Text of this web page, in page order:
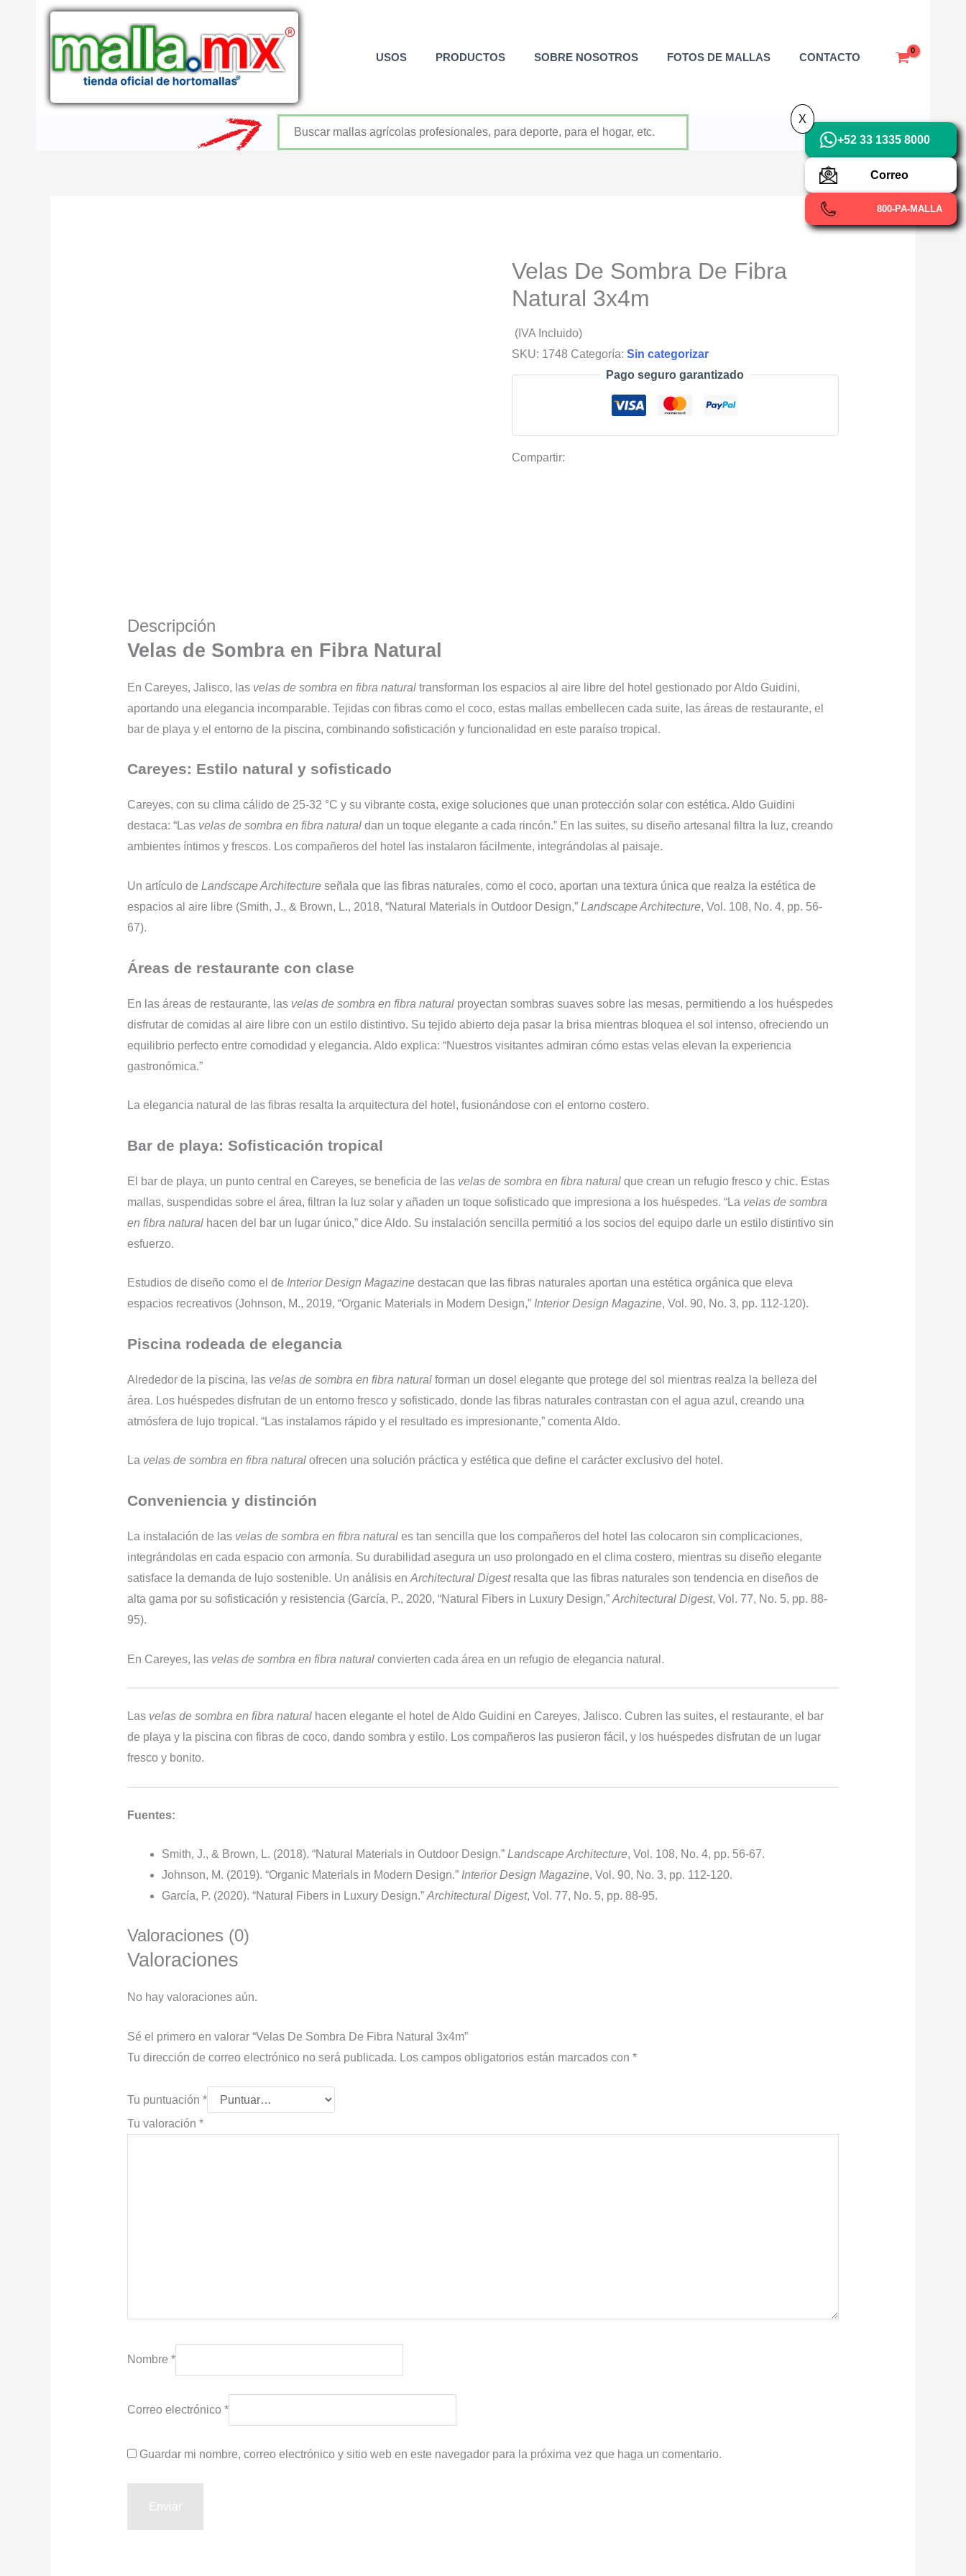
contenido
USOS PRODUCTOS SOBRE NOSOTROS FOTOS DE MALLAS CONTACTO
Velas De Sombra De Fibra
Natural 3x4m
(IVA Incluido)
SKU: 1748 Categoría: Sin categorizar
Pago seguro garantizado
Compartir:
Descripción
Velas de Sombra en Fibra Natural
En Careyes, Jalisco, las velas de sombra en fibra naturaltransforman los espacios al aire libre del hotel gestionado por Aldo Guidini,
aportando una elegancia incomparable. Tejidas con fibras como el coco, estas mallas embellecen cada suite, las áreas de restaurante, el
bar de playa y el entorno de la piscina, combinando sofisticación y funcionalidad en este paraíso tropical.
Careyes: Estilo natural y sofisticado
Careyes, con su clima cálido de 25-32 °C y su vibrante costa, exige soluciones que unan protección solar con estética. Aldo Guidini
destaca: “Las velas de sombra en fibra naturaldan un toque elegante a cada rincón.” En las suites, su diseño artesanal filtra la luz, creando
ambientes íntimos y frescos. Los compañeros del hotel las instalaron fácilmente, integrándolas al paisaje.
Un artículo de Landscape Architectureseñala que las fibras naturales, como el coco, aportan una textura única que realza la estética de
espacios al aire libre (Smith, J., & Brown, L., 2018, “Natural Materials in Outdoor Design,” Landscape Architecture, Vol. 108, No. 4, pp. 56-
67).
Áreas de restaurante con clase
En las áreas de restaurante, las velas de sombra en fibra naturalproyectan sombras suaves sobre las mesas, permitiendo a los huéspedes
disfrutar de comidas al aire libre con un estilo distintivo. Su tejido abierto deja pasar la brisa mientras bloquea el sol intenso, ofreciendo un
equilibrio perfecto entre comodidad y elegancia. Aldo explica: “Nuestros visitantes admiran cómo estas velas elevan la experiencia
gastronómica.”
La elegancia natural de las fibras resalta la arquitectura del hotel, fusionándose con el entorno costero.
Bar de playa: Sofisticación tropical
El bar de playa, un punto central en Careyes, se beneficia de las velas de sombra en fibra naturalque crean un refugio fresco y chic. Estas
mallas, suspendidas sobre el área, filtran la luz solar y añaden un toque sofisticado que impresiona a los huéspedes. “La velas de sombra
en fibra naturalhacen del bar un lugar único,” dice Aldo. Su instalación sencilla permitió a los socios del equipo darle un estilo distintivo sin
esfuerzo.
Estudios de diseño como el de Interior Design Magazinedestacan que las fibras naturales aportan una estética orgánica que eleva
espacios recreativos (Johnson, M., 2019, “Organic Materials in Modern Design,” Interior Design Magazine, Vol. 90, No. 3, pp. 112-120).
Piscina rodeada de elegancia
Alrededor de la piscina, las velas de sombra en fibra naturalforman un dosel elegante que protege del sol mientras realza la belleza del
área. Los huéspedes disfrutan de un entorno fresco y sofisticado, donde las fibras naturales contrastan con el agua azul, creando una
atmósfera de lujo tropical. “Las instalamos rápido y el resultado es impresionante,” comenta Aldo.
La velas de sombra en fibra naturalofrecen una solución práctica y estética que define el carácter exclusivo del hotel.
Conveniencia y distinción
La instalación de las velas de sombra en fibra naturales tan sencilla que los compañeros del hotel las colocaron sin complicaciones,
integrándolas en cada espacio con armonía. Su durabilidad asegura un uso prolongado en el clima costero, mientras su diseño elegante
satisface la demanda de lujo sostenible. Un análisis en Architectural Digestresalta que las fibras naturales son tendencia en diseños de
alta gama por su sofisticación y resistencia (García, P., 2020, “Natural Fibers in Luxury Design,” Architectural Digest, Vol. 77, No. 5, pp. 88-
95).
En Careyes, las velas de sombra en fibra naturalconvierten cada área en un refugio de elegancia natural.
Las velas de sombra en fibra naturalhacen elegante el hotel de Aldo Guidini en Careyes, Jalisco. Cubren las suites, el restaurante, el bar
de playa y la piscina con fibras de coco, dando sombra y estilo. Los compañeros las pusieron fácil, y los huéspedes disfrutan de un lugar
fresco y bonito.
Fuentes:
Smith, J., & Brown, L. (2018). “Natural Materials in Outdoor Design.” Landscape Architecture, Vol. 108, No. 4, pp. 56-67.
Johnson, M. (2019). “Organic Materials in Modern Design.” Interior Design Magazine, Vol. 90, No. 3, pp. 112-120.
García, P. (2020). “Natural Fibers in Luxury Design.”Architectural Digest, Vol. 77, No. 5, pp. 88-95.
Valoraciones (0)
Valoraciones
No hay valoraciones aún.
Sé el primero en valorar “Velas De Sombra De Fibra Natural 3x4m”
Tu dirección de correo electrónico no será publicada. Los campos obligatorios están marcados con *
Tu puntuación *
Tu valoración *
Nombre *
Correo electrónico *
Guardar mi nombre, correo electrónico y sitio web en este navegador para la próxima vez que haga un comentario.
+52 33 1335 8000
Correo
800-PA-MALLA
X